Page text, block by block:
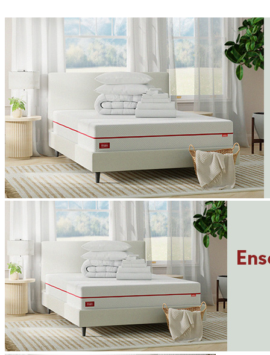
question de préférences personnelles et ne font pas partie de notre
système de notation, donc ces scores sont affichés en gris.
Déterminé par le degré d’affaissement du matelas sous l’effet d’un
poids. Plus la note sur 10 est basse, plus le matelas est mou.